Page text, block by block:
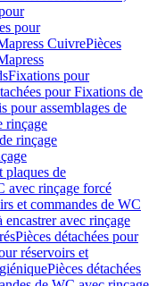
pour
CuivrePièces
Fixations pour
pour Fixations de
pour assemblages de
rinçage
rinçage
plaques de
avec rinçage forcé
et commandes de WC
encastrer avec rinçage
Pièces détachées pour
réservoirs et
Pièces détachées